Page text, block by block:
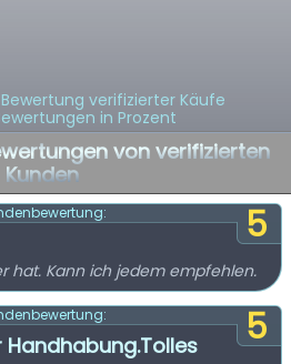
verifizierter Käufe
in Prozent
von verifizierten
Kunden
5
hat. Kann ich jedem empfehlen.
5